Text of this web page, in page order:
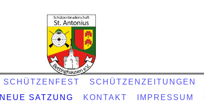
SCHÜTZENFEST SCHÜTZENZEITUNGEN
NEUE SATZUNG KONTAKT IMPRESSUM